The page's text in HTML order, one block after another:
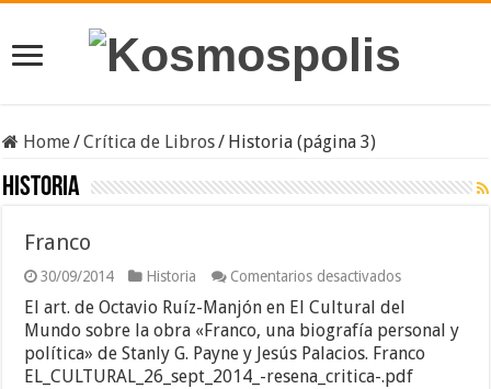
Home/Crítica de Libros/ Historia (página 3)
Historia
Franco
30/09/2014 Historia Comentarios desactivadosen
El art. de Octavio Ruíz-Manjón en El Cultural del
Mundo sobre la obra «Franco, una biografía personal y
política» de Stanly G. Payne y Jesús Palacios. Franco
EL_CULTURAL_26_sept_2014_-resena_critica-.pdf